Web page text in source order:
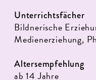
Unterrichtsfächer
Bildnerische
Medienerziehung,
Altersempfehlung
ab 14 Jahre